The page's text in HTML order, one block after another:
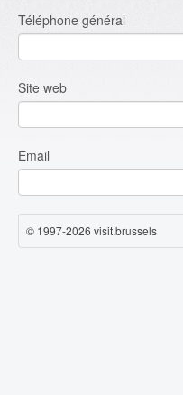
Téléphone général
Site web
Email
© 1997-2026 visit.brussels